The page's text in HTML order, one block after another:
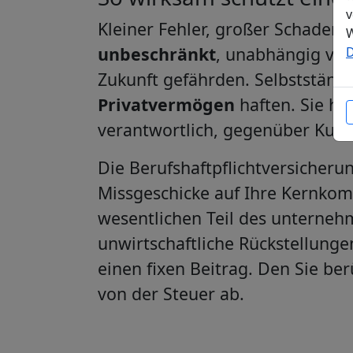
Kleiner Fehler, großer
unbeschränkt, unabhängig
Zukunft gefährden.
Privatvermögen haften. Sie
verantwortlich, gegenüber
Die
Missgeschicke auf Ihre
wesentlichen Teil des
unwirtschaftliche
einen fixen Beitrag. Den Sie
von der Steuer ab.